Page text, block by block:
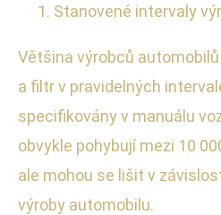
Stanovené intervaly
Většina výrobců
a filtr v pravidelných
specifikovány v manuálu
obvykle pohybují mezi 10
ale mohou se lišit v
výroby automobilu.